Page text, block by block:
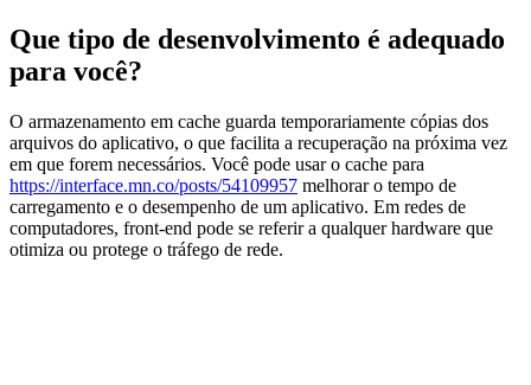
Que tipo de desenvolvimento é adequado
para você?
O armazenamento em cache guarda temporariamente cópias dos
arquivos do aplicativo, o que facilita a recuperação na próxima vez
em que forem necessários. Você pode usar o cache para
https://interface.mn.co/posts/54109957 melhorar o tempo de
carregamento e o desempenho de um aplicativo. Em redes de
computadores, front-end pode se referir a qualquer hardware que
otimiza ou protege o tráfego de rede.